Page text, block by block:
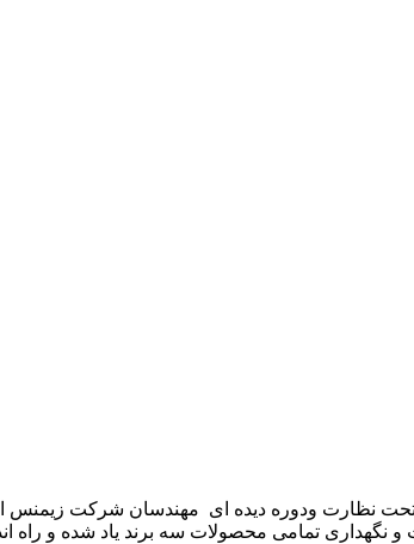
تکنوست با مدیریت مهندس علی فرخانی که از سال ۱۳۶۵ تحت
نگهداری تمامی محصولات سه برند یاد شده و